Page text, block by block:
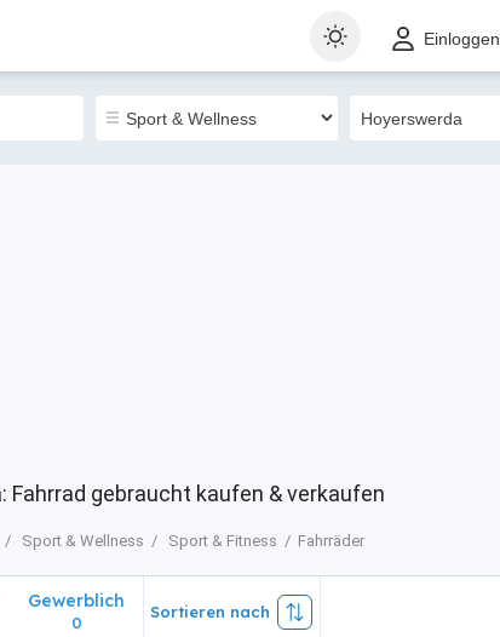
Einloggen
Fahrrad gebraucht kaufen & verkaufen
Sport & Wellness Sport & Fitness Fahrräder
Gewerblich
0
Sortieren nach